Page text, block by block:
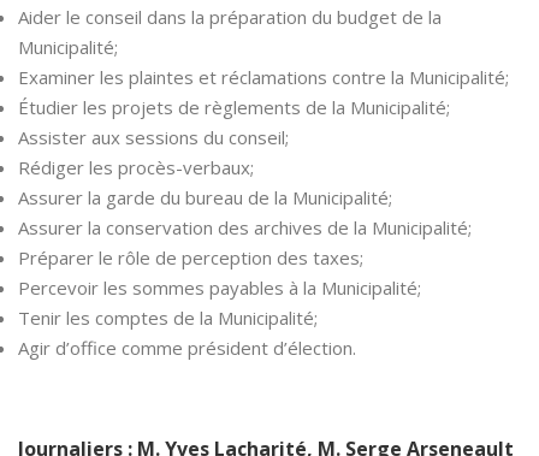
Aider le conseil dans la préparation du budget de la
Municipalité;
Examiner les plaintes et réclamations contre la Municipalité;
Étudier les projets de règlements de la Municipalité;
Assister aux sessions du conseil;
Rédiger les procès-verbaux;
Assurer la garde du bureau de la Municipalité;
Assurer la conservation des archives de la Municipalité;
Préparer le rôle de perception des taxes;
Percevoir les sommes payables à la Municipalité;
Tenir les comptes de la Municipalité;
Agir d’office comme président d’élection.
Journaliers : M. Yves Lacharité, M. Serge Arseneault